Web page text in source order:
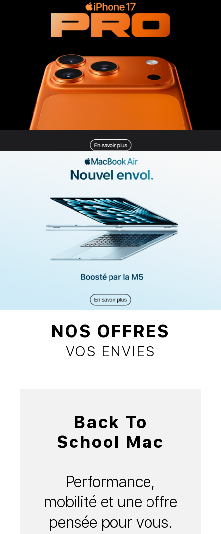
NOS OFFRES
VOS ENVIES
Back To
School Mac
Performance,
mobilité et une offre
pensée pour vous.